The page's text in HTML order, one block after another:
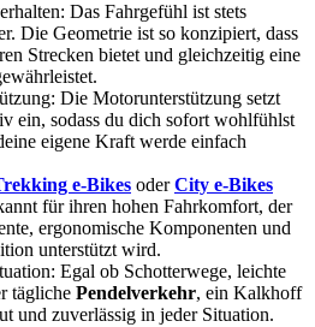
Das Fahrgefühl ist stets
Die Geometrie ist so konzipiert, dass
Strecken bietet und gleichzeitig eine
Die Motorunterstützung setzt
ein, sodass du dich sofort wohlfühlst
eigene Kraft werde einfach
e-Bikes oderCity e-Bikes
für ihren hohen Fahrkomfort, der
ergonomische Komponenten und
unterstützt wird.
Egal ob Schotterwege, leichte
tägliche Pendelverkehr, ein Kalkhoff
und zuverlässig in jeder Situation.